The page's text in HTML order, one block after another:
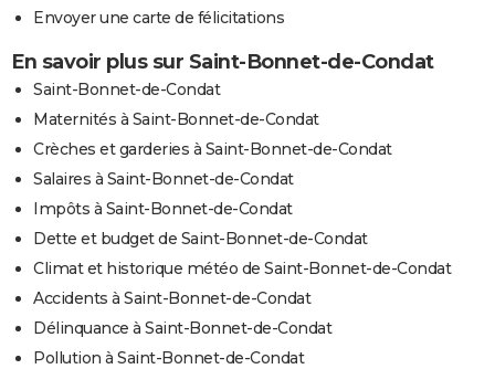
Envoyer une carte de félicitations
En savoir plus sur Saint-Bonnet-de-Condat
Saint-Bonnet-de-Condat
Maternités à Saint-Bonnet-de-Condat
Crèches et garderies à Saint-Bonnet-de-Condat
Salaires à Saint-Bonnet-de-Condat
Impôts à Saint-Bonnet-de-Condat
Dette et budget de Saint-Bonnet-de-Condat
Climat et historique météo de Saint-Bonnet-de-Condat
Accidents à Saint-Bonnet-de-Condat
Délinquance à Saint-Bonnet-de-Condat
Pollution à Saint-Bonnet-de-Condat